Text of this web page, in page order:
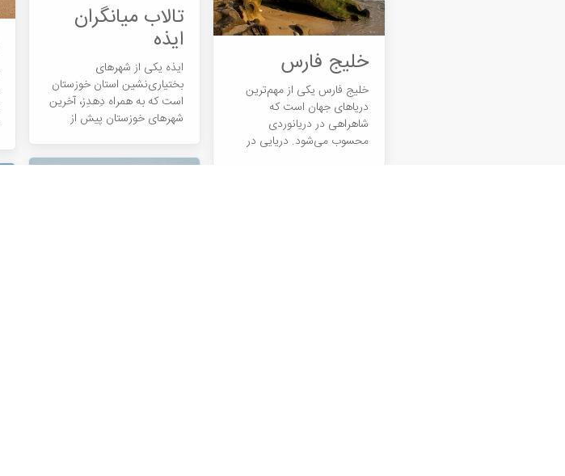
خلیج فارس
خلیج فارس یکی از مهم‌ترین
دریاهای جهان است که
شاهراهی در دریانوردی
محسوب می‌شود. دریایی در
تالاب میانگران
ایذه
ایذه یکی از شهرهای
بختیاری‌نشین استان خوزستان
است که به همراه دِهدِز، آخرین
شهرهای خوزستان پیش از